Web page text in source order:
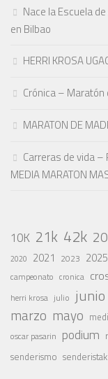
Nace la Escuela
en Bilbao
HERRI KROSA
Crónica –
MARATON DE
Carreras de vida –
MEDIA MARATON
10K 21k 42k
2020 2021 2023 2025
campeonato cronica
herri krosa julio junio
marzo mayo
oscar pasarin podium
senderismo senderistak